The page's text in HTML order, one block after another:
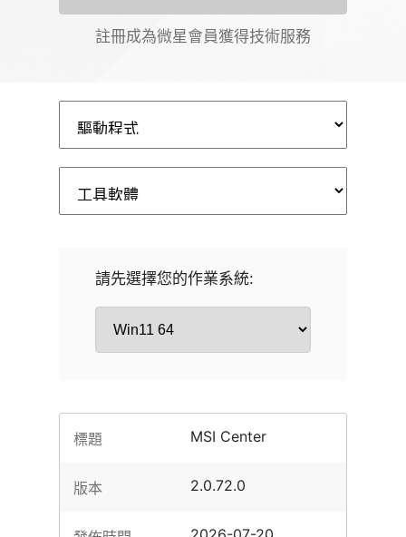
註冊成為微星會員獲得技術服務
請先選擇您的作業系統:
標題 MSI Center
版本 2.0.72.0